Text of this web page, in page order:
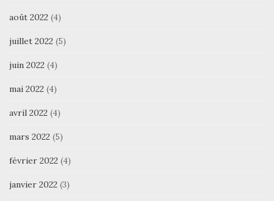
août 2022 (4)
juillet 2022 (5)
juin 2022 (4)
mai 2022 (4)
avril 2022 (4)
mars 2022 (5)
février 2022 (4)
janvier 2022 (3)